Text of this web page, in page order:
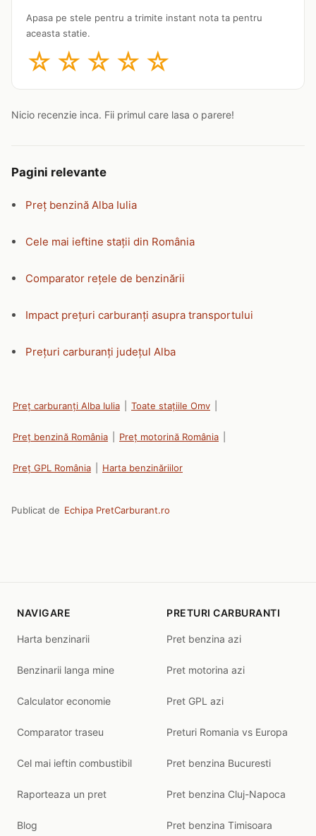
Apasa pe stele pentru a trimite instant nota ta pentru
aceasta statie.
☆ ☆ ☆ ☆ ☆
Nicio recenzie inca. Fii primul care lasa o parere!
Pagini relevante
Preț benzină Alba Iulia
Cele mai ieftine stații din România
Comparator rețele de benzinării
Impact prețuri carburanți asupra transportului
Prețuri carburanți județul Alba
Preț carburanți Alba Iulia Toate stațiile Omv
Preț benzină România Preț motorină România
Preț GPL România Harta benzinăriilor
Publicat de Echipa PretCarburant.ro
NAVIGARE
Harta benzinarii
Benzinarii langa mine
Calculator economie
Comparator traseu
Cel mai ieftin combustibil
Raporteaza un pret
Blog
PRETURI CARBURANTI
Pret benzina azi
Pret motorina azi
Pret GPL azi
Preturi Romania vs Europa
Pret benzina Bucuresti
Pret benzina Cluj-Napoca
Pret benzina Timisoara